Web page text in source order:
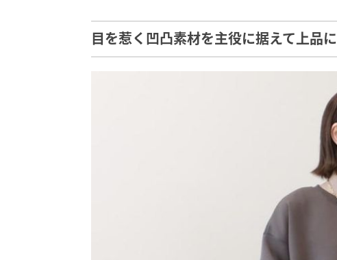
目を惹く凹凸素材を主役に据えて上品に